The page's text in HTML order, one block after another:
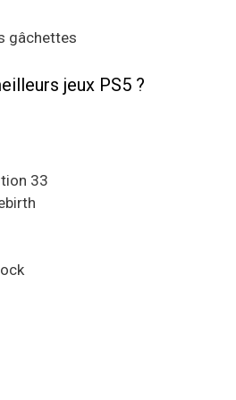
gâchettes
jeux PS5 ?
33